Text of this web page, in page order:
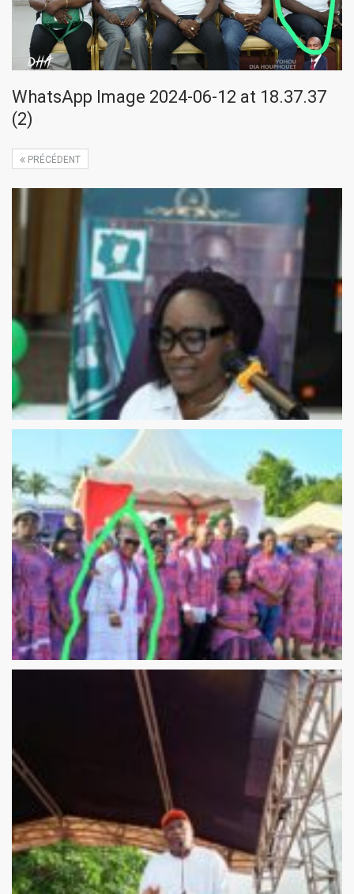
WhatsApp Image 2024-06-12 at 18.37.37
(2)
PRÉCÉDENT